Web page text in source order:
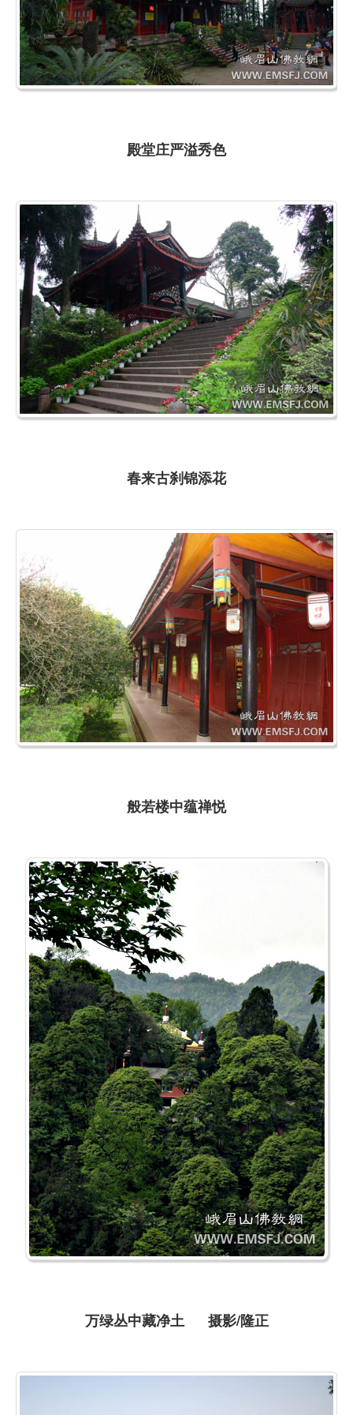
殿堂庄严溢秀色
春来古刹锦添花
般若楼中蕴禅悦
万绿丛中藏净土 摄影/隆正